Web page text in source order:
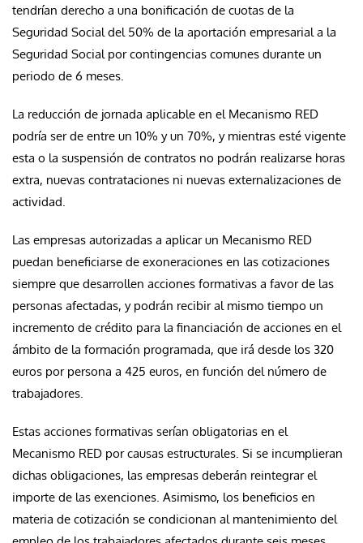
tendrían derecho a una bonificación de cuotas de la
Seguridad Social del 50% de la aportación empresarial a la
Seguridad Social por contingencias comunes durante un
periodo de 6 meses.
La reducción de jornada aplicable en el Mecanismo RED
podría ser de entre un 10% y un 70%, y mientras esté vigente
esta o la suspensión de contratos no podrán realizarse horas
extra, nuevas contrataciones ni nuevas externalizaciones de
actividad.
Las empresas autorizadas a aplicar un Mecanismo RED
puedan beneficiarse de exoneraciones en las cotizaciones
siempre que desarrollen acciones formativas a favor de las
personas afectadas, y podrán recibir al mismo tiempo un
incremento de crédito para la financiación de acciones en el
ámbito de la formación programada, que irá desde los 320
euros por persona a 425 euros, en función del número de
trabajadores.
Estas acciones formativas serían obligatorias en el
Mecanismo RED por causas estructurales. Si se incumplieran
dichas obligaciones, las empresas deberán reintegrar el
importe de las exenciones. Asimismo, los beneficios en
materia de cotización se condicionan al mantenimiento del